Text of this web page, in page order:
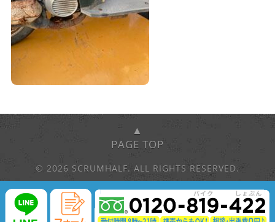
▲
PAGE TOP
© 2026 SCRUMHALF. ALL RIGHTS RESERVED.